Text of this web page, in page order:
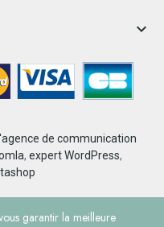

de communication
, expert WordPress,
garantir la meilleure